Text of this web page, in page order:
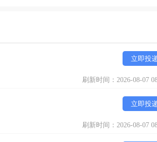
立即投
刷新时间：2026-08-07
立即投
刷新时间：2026-08-07